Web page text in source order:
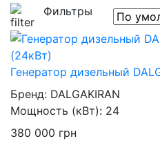
Фильтры
Генератор дизельный
Бренд: DALGAKIRAN
Мощность (кВт): 24
380 000 грн